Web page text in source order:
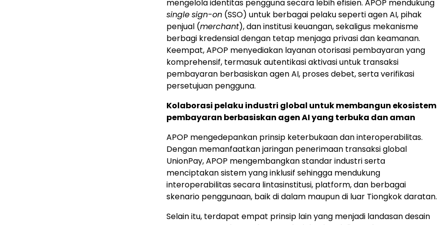
mengelola identitas pengguna secara lebih efisien. APOP mendukung
singlesign-on (SSO) untuk berbagai pelaku seperti agen AI, pihak
penjual (merchant), dan institusi keuangan, sekaligus mekanisme
berbagi kredensial dengan tetap menjaga privasi dan keamanan.
Keempat, APOP menyediakan layanan otorisasi pembayaran yang
komprehensif, termasuk autentikasi aktivasi untuk transaksi
pembayaran berbasiskan agen AI, proses debet, serta verifikasi
persetujuan pengguna.
Kolaborasi pelaku industri global untuk membangun ekosistem
pembayaran berbasiskan agen AI yang terbuka dan aman
APOP mengedepankan prinsip keterbukaan dan interoperabilitas.
Dengan memanfaatkan jaringan penerimaan transaksi global
UnionPay, APOP mengembangkan standar industri serta
menciptakan sistem yang inklusif sehingga mendukung
interoperabilitas secara lintasinstitusi, platform, dan berbagai
skenario penggunaan, baik di dalam maupun di luar Tiongkok daratan.
Selain itu, terdapat empat prinsip lain yang menjadi landasan desain